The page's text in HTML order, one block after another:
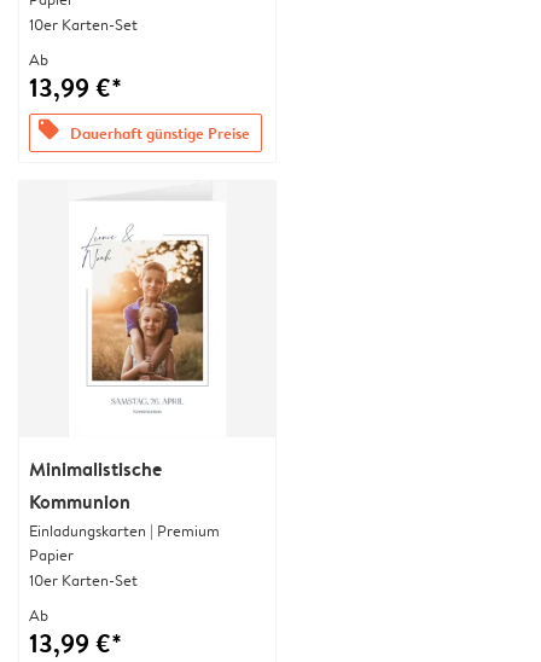
10er Karten-Set
Ab
13,99 €*
offers Dauerhaft günstige Preise
Minimalistische
Kommunion
Einladungskarten | Premium
Papier
10er Karten-Set
Ab
13,99 €*